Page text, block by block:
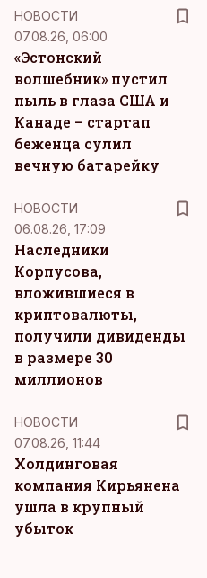
НОВОСТИ
07.08.26, 06:00
«Эстонский
волшебник» пустил
пыль в глаза США и
Канаде – стартап
беженца сулил
вечную батарейку
НОВОСТИ
06.08.26, 17:09
Наследники
Корпусова,
вложившиеся в
криптовалюты,
получили дивиденды
в размере 30
миллионов
НОВОСТИ
07.08.26, 11:44
Холдинговая
компания Кирьянена
ушла в крупный
убыток